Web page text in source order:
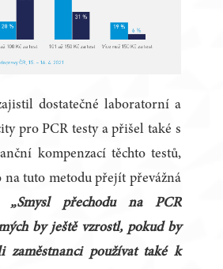
dostatečné laboratorní a
pro PCR testy a přišel také s
kompenzací těchto testů,
na tuto metodu přejít převážná
„Smysl přechodu na PCR
by ještě vzrostl, pokud by
zaměstnanci používat také k